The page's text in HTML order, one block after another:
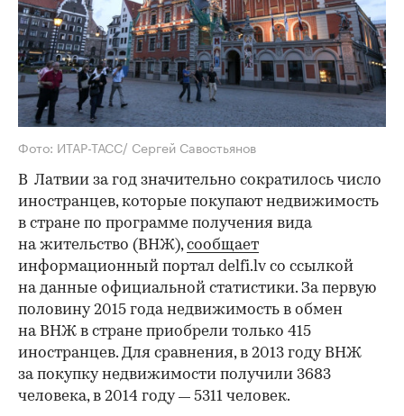
Фото: ИТАР-ТАСС/ Сергей Савостьянов
В Латвии за год значительно сократилось число
иностранцев, которые покупают недвижимость
в стране по программе получения вида
на жительство (ВНЖ),сообщает
информационный портал delfi.lv со ссылкой
на данные официальной статистики. За первую
половину 2015 года недвижимость в обмен
на ВНЖ в стране приобрели только 415
иностранцев. Для сравнения, в 2013 году ВНЖ
за покупку недвижимости получили 3683
человека, в 2014 году — 5311 человек.